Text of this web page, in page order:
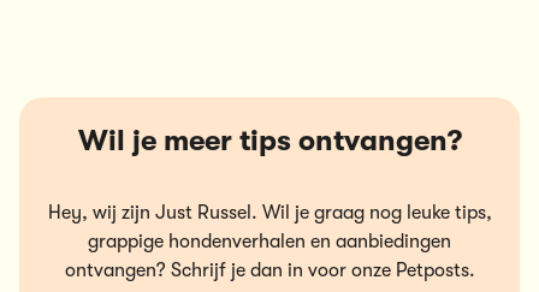
Wil je meer tips ontvangen?
Hey, wij zijn Just Russel. Wil je graag nog leuke tips,
grappige hondenverhalen en aanbiedingen
ontvangen? Schrijf je dan in voor onze Petposts.